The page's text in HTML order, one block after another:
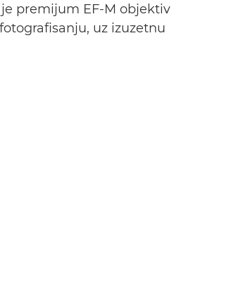
premijum EF-M objektiv
uz izuzetnu